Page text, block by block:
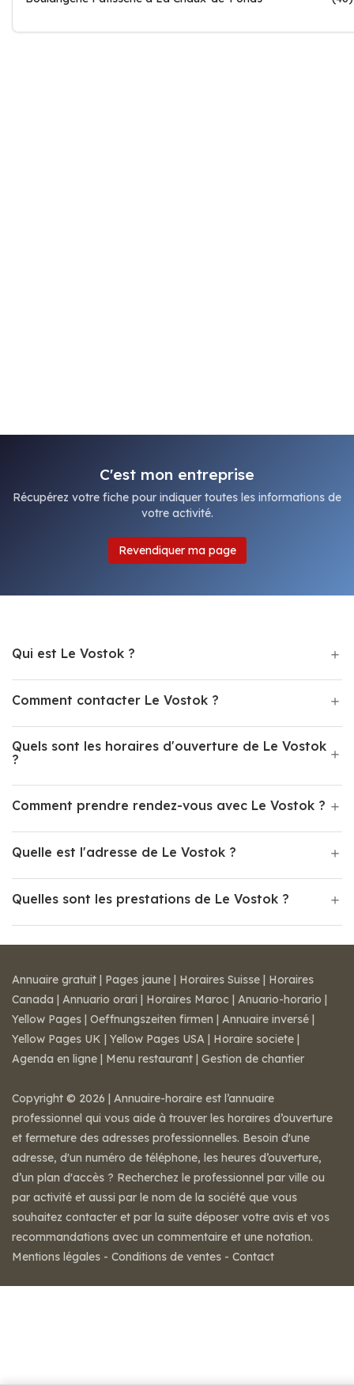
C'est mon entreprise
Récupérez votre fiche pour indiquer toutes les informations de
votre activité.
Revendiquer ma page
Qui est Le Vostok ?
Comment contacter Le Vostok ?
Quels sont les horaires d'ouverture de Le Vostok
?
Comment prendre rendez-vous avec Le Vostok ?
Quelle est l'adresse de Le Vostok ?
Quelles sont les prestations de Le Vostok ?
Annuaire gratuit | Pages jaune | Horaires Suisse | Horaires
Canada | Annuario orari | Horaires Maroc | Anuario-horario |
Yellow Pages | Oeffnungszeiten firmen | Annuaire inversé |
Yellow Pages UK | Yellow Pages USA | Horaire societe |
Agenda en ligne | Menu restaurant | Gestion de chantier
Copyright © 2026 | Annuaire-horaire est l’annuaire
professionnel qui vous aide à trouver les horaires d’ouverture
et fermeture des adresses professionnelles. Besoin d'une
adresse, d'un numéro de téléphone, les heures d’ouverture,
d’un plan d'accès ? Recherchez le professionnel par ville ou
par activité et aussi par le nom de la société que vous
souhaitez contacter et par la suite déposer votre avis et vos
recommandations avec un commentaire et une notation.
Mentions légales - Conditions de ventes - Contact